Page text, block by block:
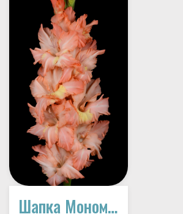
Шапка Мономаха